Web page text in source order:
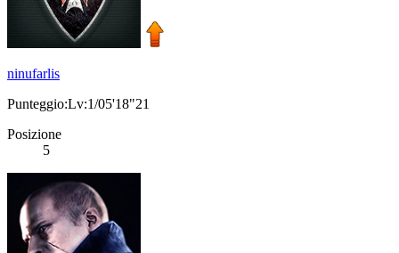
ninufarlis
Punteggio:Lv:1/05'18"21
Posizione
5